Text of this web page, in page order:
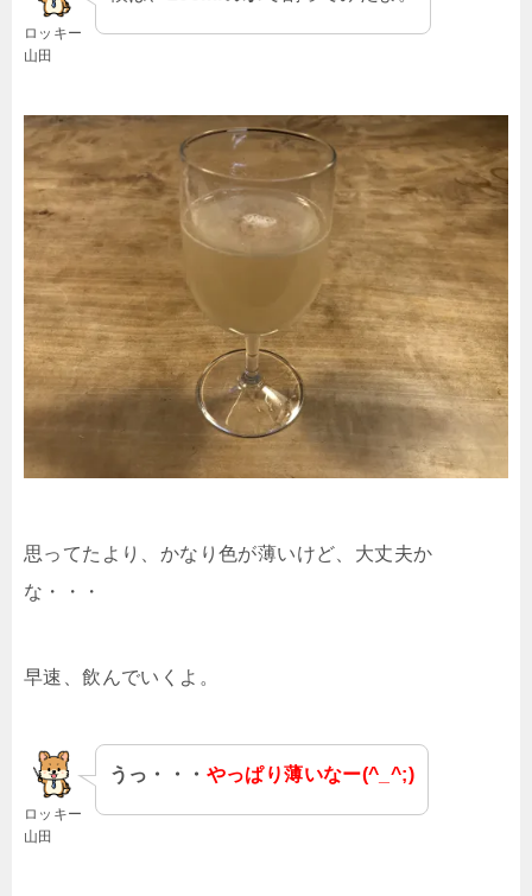
ロッキー
山田
思ってたより、かなり色が薄いけど、大丈夫か
な・・・
早速、飲んでいくよ。
ロッキー
山田
うっ・・・ やっぱり薄いなー(^_^;)